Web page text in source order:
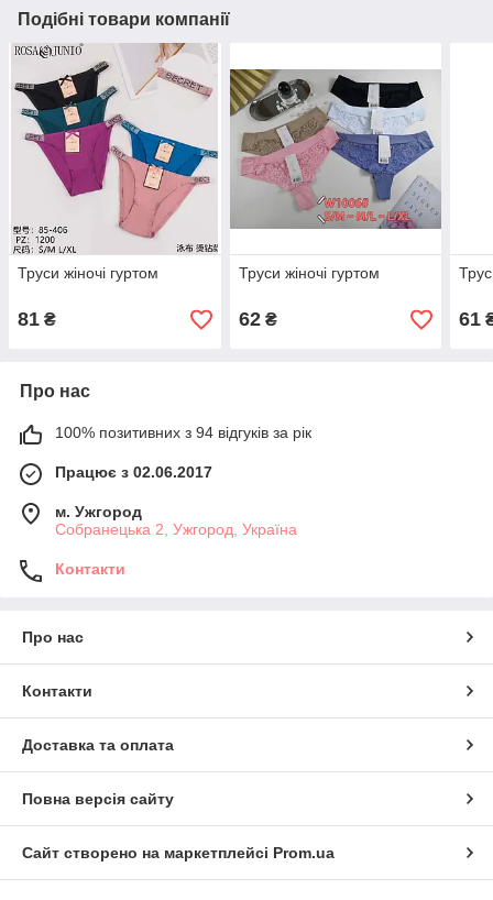
Подібні товари компанії
Труси жіночі гуртом
81 ₴
Труси жіночі гуртом
62₴ 61
Про нас
100% позитивних з 94 відгуків за рік
Працює з 02.06.2017
м. Ужгород
Собранецька 2, Ужгород, Україна
Контакти
Про нас
Контакти
Доставка та оплата
Повна версія сайту
Сайт створено на маркетплейсі Prom.ua